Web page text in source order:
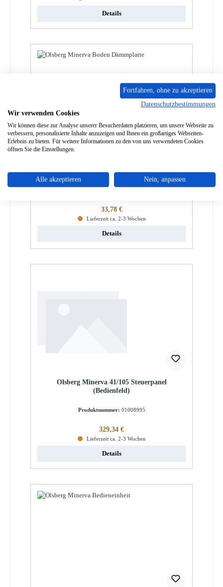
Details
Regulärer Preis:
33,78 €
Lieferzeit ca. 2-3 Wochen
Details
Olsberg Minerva 41/105 Steuerpanel
(Bedienfeld)
Produktnummer: 01008995
Regulärer Preis:
329,34 €
Lieferzeit ca. 2-3 Wochen
Details
Fortfahren, ohne zu akzeptieren
Datenschutzbestimmungen
Wir verwenden Cookies
Wir können diese zur Analyse unserer Besucherdaten platzieren, um unsere Webseite zu
verbessern, personalisierte Inhalte anzuzeigen und Ihnen ein großartiges Webseiten-
Erlebnis zu bieten. Für weitere Informationen zu den von uns verwendeten Cookies
öffnen Sie die Einstellungen.
Alle akzeptieren Nein, anpassen